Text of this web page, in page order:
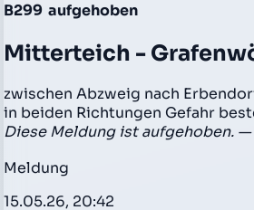
B299 aufgehoben
Mitterteich -
zwischen Abzweig nach
in beiden Richtungen Gefahr
Diese Meldung ist aufgehoben. —
Meldung
15.05.26, 20:42